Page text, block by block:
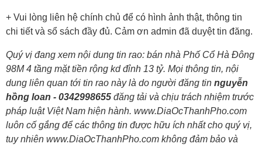
+ Vui lòng liên hệ chính chủ để có hình ảnh thật, thông tin
chi tiết và sổ sách đầy đủ. Cảm ơn admin đã duyệt tin đăng.
Quý vị đang xem nội dung tin rao: bán nhà Phố Cổ Hà Đông
98M 4 tầng mặt tiền rộng kd đỉnh 13 tỷ. Mọi thông tin, nội
dung liên quan tới tin rao này là do người đăng tin nguyễn
hồng loan - 0342998655 đăng tải và chịu trách nhiệm trước
pháp luật Việt Nam hiện hành. www.DiaOcThanhPho.com
luôn cố gắng để các thông tin được hữu ích nhất cho quý vị,
tuy nhiên www.DiaOcThanhPho.com không đảm bảo và